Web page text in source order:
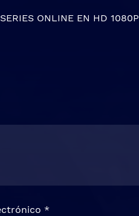
SERIES ONLINEEN HD 1080P
*